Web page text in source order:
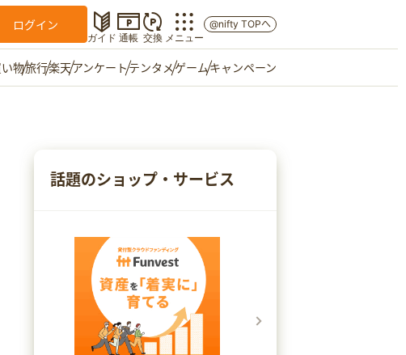
ログイン
ガイド 通帳 交換 メニュー
@nifty TOPへ
物旅行楽天アンケートテンタメゲームキャンペーン
話題のショップ・サービス